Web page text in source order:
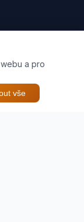
a pro
vše